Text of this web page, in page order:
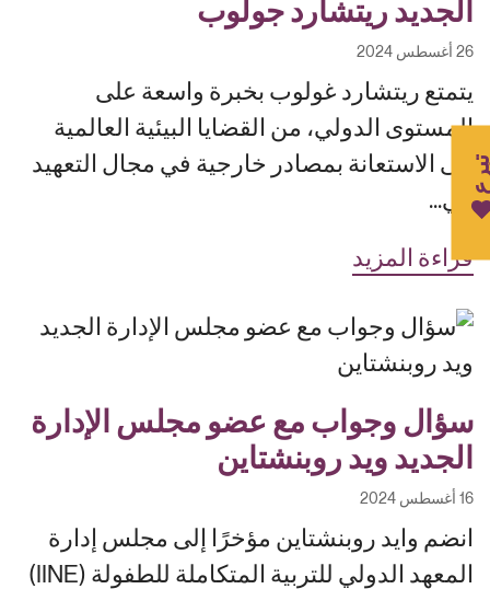
الجديد ريتشارد جولوب
26 أغسطس 2024
يتمتع ريتشارد غولوب بخبرة واسعة على
المستوى الدولي، من القضايا البيئية العالمية
إلى الاستعانة بمصادر خارجية في مجال التعهيد
في...
قراءة المزيد
سؤال وجواب مع عضو مجلس الإدارة
الجديد ويد روبنشتاين
16 أغسطس 2024
انضم وايد روبنشتاين مؤخرًا إلى مجلس إدارة
المعهد الدولي للتربية المتكاملة للطفولة (IINE)